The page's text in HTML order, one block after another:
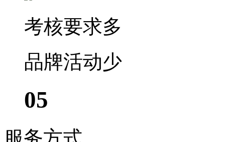
考核要求多
品牌活动少
05
服务方式